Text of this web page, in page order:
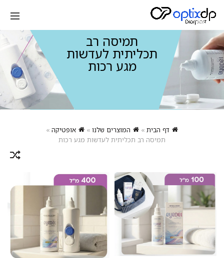
תמיסה רב
תכליתית לעדשות
מגע רכות
דף הבית » המוצרים שלנו » אופטיקה »
תמיסה רב תכליתית לעדשות מגע רכות